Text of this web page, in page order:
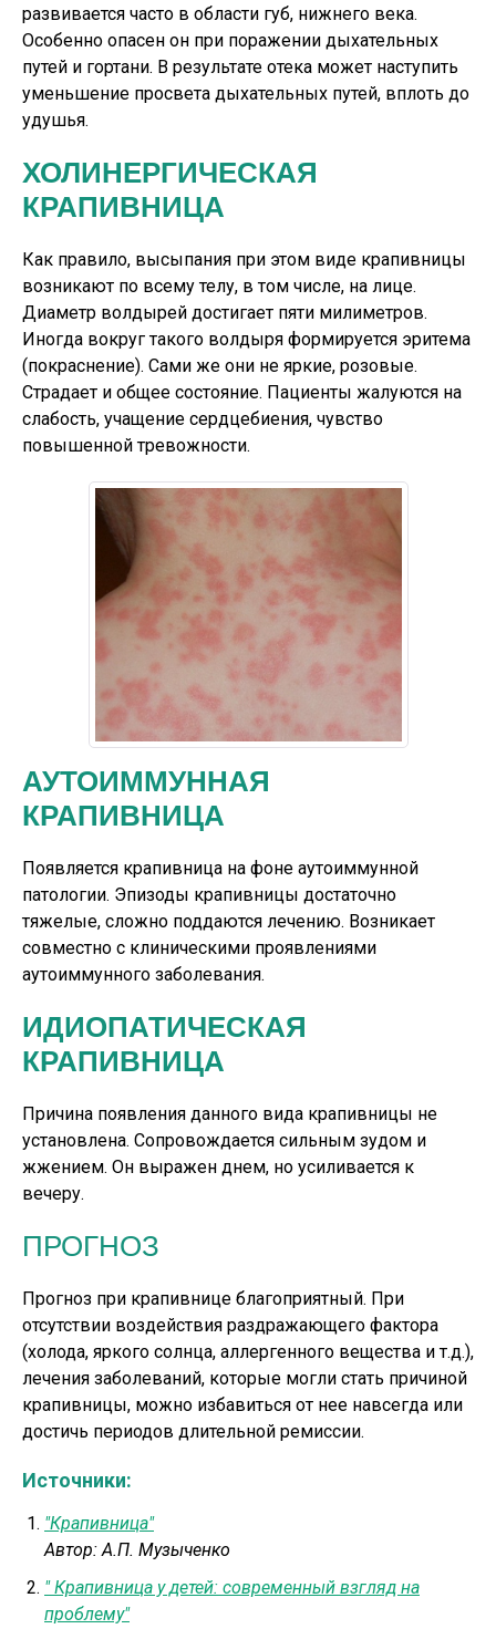
развивается часто в области губ, нижнего века.
Особенно опасен он при поражении дыхательных
путей и гортани. В результате отека может наступить
уменьшение просвета дыхательных путей, вплоть до
удушья.
ХОЛИНЕРГИЧЕСКАЯ
КРАПИВНИЦА
Как правило, высыпания при этом виде крапивницы
возникают по всему телу, в том числе, на лице.
Диаметр волдырей достигает пяти милиметров.
Иногда вокруг такого волдыря формируется эритема
(покраснение). Сами же они не яркие, розовые.
Страдает и общее состояние. Пациенты жалуются на
слабость, учащение сердцебиения, чувство
повышенной тревожности.
АУТОИММУННАЯ
КРАПИВНИЦА
Появляется крапивница на фоне аутоиммунной
патологии. Эпизоды крапивницы достаточно
тяжелые, сложно поддаются лечению. Возникает
совместно с клиническими проявлениями
аутоиммунного заболевания.
ИДИОПАТИЧЕСКАЯ
КРАПИВНИЦА
Причина появления данного вида крапивницы не
установлена. Сопровождается сильным зудом и
жжением. Он выражен днем, но усиливается к
вечеру.
ПРОГНОЗ
Прогноз при крапивнице благоприятный. При
отсутствии воздействия раздражающего фактора
(холода, яркого солнца, аллергенного вещества и т.д.),
лечения заболеваний, которые могли стать причиной
крапивницы, можно избавиться от нее навсегда или
достичь периодов длительной ремиссии.
Источники:
"Крапивница"
Автор:А.П. Музыченко
" Крапивница у детей: современный взгляд на
проблему"